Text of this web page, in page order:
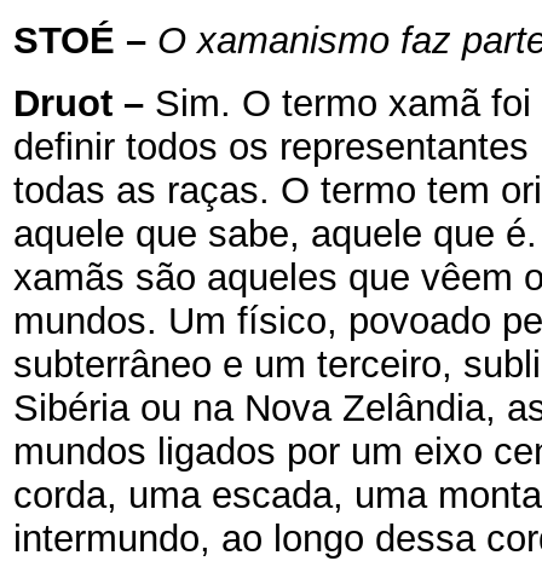
STOÉ – O xamanismo faz
Druot – Sim. O termo xamã
definir todos os
todas as raças. O termo tem
aquele que sabe, aquele que
xamãs são aqueles que vêem
mundos. Um físico, povoado
subterrâneo e um terceiro,
Sibéria ou na Nova Zelândia,
mundos ligados por um eixo
corda, uma escada, uma
intermundo, ao longo dessa